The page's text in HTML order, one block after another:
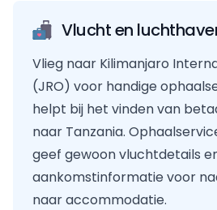
Vlucht en
Vlieg naar Kilimanjaro
(JRO) voor handige
helpt bij het vinden van
naar Tanzania.
geef gewoon vluchtdetails
aankomstinformatie voor
naar accommodatie.